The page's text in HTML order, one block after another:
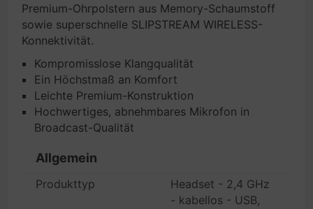
Premium-Ohrpolstern aus Memory-Schaumstoff
sowie superschnelle SLIPSTREAM WIRELESS-
Konnektivität.
Kompromisslose Klangqualität
Ein Höchstmaß an Komfort
Leichte Premium-Konstruktion
Hochwertiges, abnehmbares Mikrofon in
Broadcast-Qualität
Allgemein
Produkttyp
Headset - 2,4 GHz
- kabellos - USB,